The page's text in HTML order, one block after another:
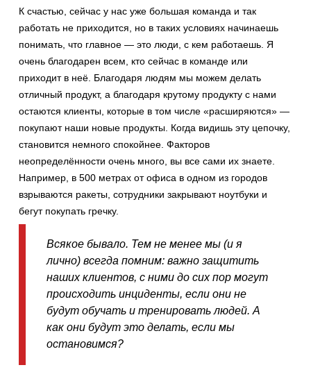
К счастью, сейчас у нас уже большая команда и так
работать не приходится, но в таких условиях начинаешь
понимать, что главное — это люди, с кем работаешь. Я
очень благодарен всем, кто сейчас в команде или
приходит в неё. Благодаря людям мы можем делать
отличный продукт, а благодаря крутому продукту с нами
остаются клиенты, которые в том числе «расширяются» —
покупают наши новые продукты. Когда видишь эту цепочку,
становится немного спокойнее. Факторов
неопределённости очень много, вы все сами их знаете.
Например, в 500 метрах от офиса в одном из городов
взрываются ракеты, сотрудники закрывают ноутбуки и
бегут покупать гречку.
Всякое бывало. Тем не менее мы (и я
лично) всегда помним: важно защитить
наших клиентов, с ними до сих пор могут
происходить инциденты, если они не
будут обучать и тренировать людей. А
как они будут это делать, если мы
остановимся?